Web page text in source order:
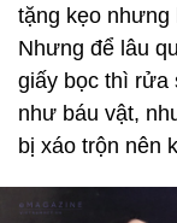
tặng kẹo nhưng
Nhưng để lâu
giấy bọc thì rửa
như báu vật,
bị xáo trộn nên